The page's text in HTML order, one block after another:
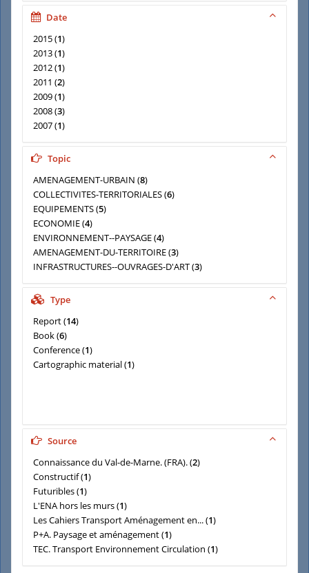
ABIGNOLI, Claude
Date
2015(1)
2013(1)
2012(1)
2011 (2)
2009(1)
2008(3)
2007(1)
1998(2)
Topic
AMENAGEMENT-URBAIN (8)
COLLECTIVITES-TERRITORIALES(6)
EQUIPEMENTS(5)
ECONOMIE(4)
ENVIRONNEMENT--PAYSAGE(4)
AMENAGEMENT-DU-TERRITOIRE(3)
INFRASTRUCTURES--OUVRAGES-D'ART(3)
CIRCULATION
Type
Report(14)
Book(6)
Conference(1)
Cartographic material(1)
Source
Connaissance du Val-de-Marne. (FRA).(2)
Constructif(1)
Futuribles(1)
L'ENA hors les murs(1)
Les Cahiers Transport Aménagement en...(1)
P+A. Paysage et aménagement(1)
TEC. Transport Environnement Circulation (1)